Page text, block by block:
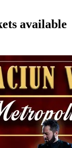
available